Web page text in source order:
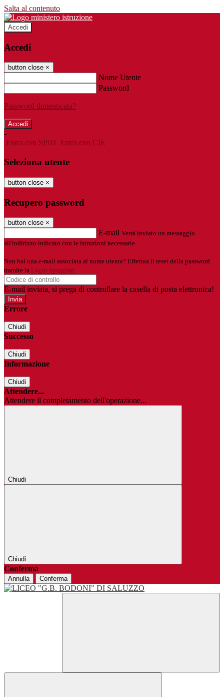
Salta al contenuto
Accedi
Accedi
button close ×
Nome Utente
Password
Password dimenticata?
-
Entra con SPID Entra con CIE
Seleziona utente
button close ×
Recupero password
button close ×
E-mail Verrà inviato un messaggio
all'indirizzo indicato con le istruzioni necessarie.
Non hai una e-mail associata al nome utente? Effettua il reset della password
tramite la Login Spaggiari
E-mail inviata, si prega di controllare la casella di posta elettronica!
Errore
Chiudi
Successo
Chiudi
Informazione
Chiudi
Attendere...
Attendere il completamento dell'operazione...
Chiudi
Chiudi
Conferma
Annulla Conferma